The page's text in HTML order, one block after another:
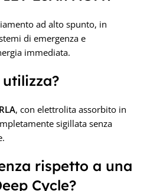
ad alto spunto, in
di emergenza e
immediata.
, con elettrolita assorbito in
sigillata senza
rispetto a una
Cycle?